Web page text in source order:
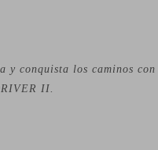
y conquista los caminos con
II.